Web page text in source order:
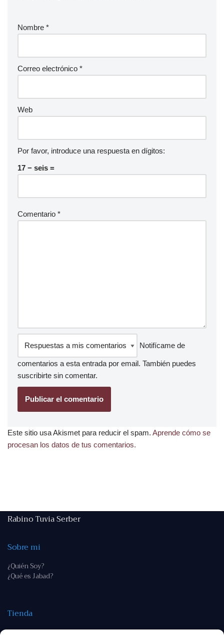
Nombre *
Correo electrónico *
Web
Por favor, introduce una respuesta en dígitos:
17 − seis =
Comentario *
Notifícame de
comentarios a esta entrada por email. También puedes
suscribirte sin comentar.
Este sitio usa Akismet para reducir el spam. Aprende cómo se
procesan los datos de tus comentarios.
Rabino Tuvia Serber
Sobre mi
¿Quién Soy?
¿Qué es Jabad?
Tienda
Tienda